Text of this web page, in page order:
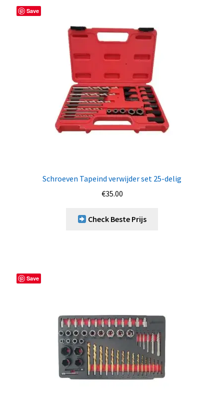
Save
Schroeven Tapeind verwijder set 25-delig
€35.00
Check Beste Prijs
Save